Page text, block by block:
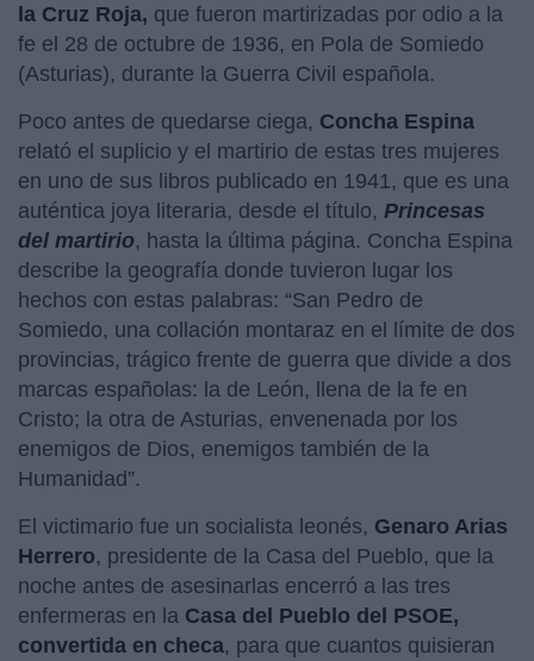
la Cruz Roja, que fueron martirizadas por odio a la
fe el 28 de octubre de 1936, en Pola de Somiedo
(Asturias), durante la Guerra Civil española.
Poco antes de quedarse ciega, Concha Espina
relató el suplicio y el martirio de estas tres mujeres
en uno de sus libros publicado en 1941, que es una
auténtica joya literaria, desde el título, Princesas
del martirio, hasta la última página. Concha Espina
describe la geografía donde tuvieron lugar los
hechos con estas palabras: “San Pedro de
Somiedo, una collación montaraz en el límite de dos
provincias, trágico frente de guerra que divide a dos
marcas españolas: la de León, llena de la fe en
Cristo; la otra de Asturias, envenenada por los
enemigos de Dios, enemigos también de la
Humanidad”.
El victimario fue un socialista leonés, Genaro Arias
Herrero, presidente de la Casa del Pueblo, que la
noche antes de asesinarlas encerró a las tres
enfermeras en la Casa del Pueblo del PSOE,
convertida en checa, para que cuantos quisieran